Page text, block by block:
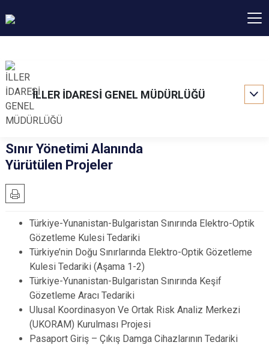
İLLER İDARESİ GENEL MÜDÜRLÜĞÜ
Sınır Yönetimi Alanında
Yürütülen Projeler
Türkiye-Yunanistan-Bulgaristan Sınırında Elektro-Optik
Gözetleme Kulesi Tedariki
Türkiye’nin Doğu Sınırlarında Elektro-Optik Gözetleme
Kulesi Tedariki (Aşama 1-2)
Türkiye-Yunanistan-Bulgaristan Sınırında Keşif
Gözetleme Aracı Tedariki
Ulusal Koordinasyon Ve Ortak Risk Analiz Merkezi
(UKORAM) Kurulması Projesi
Pasaport Giriş – Çıkış Damga Cihazlarının Tedariki